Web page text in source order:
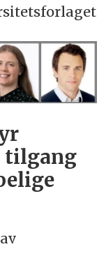
tilgang